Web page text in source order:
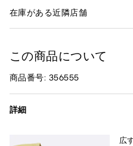
在庫がある近隣店舗
この商品について
商品番号: 356555
詳細
広